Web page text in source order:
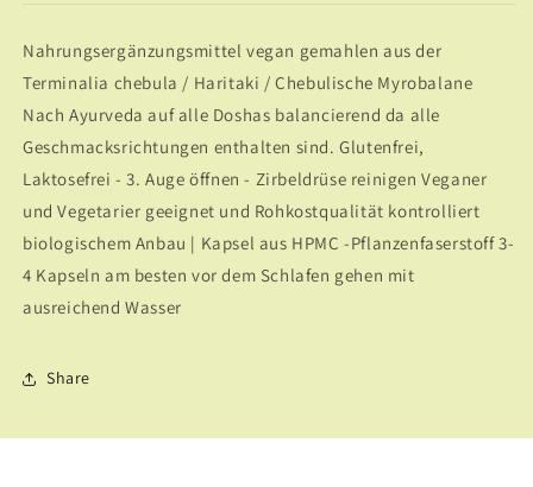
Nahrungsergänzungsmittel vegan gemahlen aus der
Terminalia chebula / Haritaki / Chebulische Myrobalane
Nach Ayurveda auf alle Doshas balancierend da alle
Geschmacks­richtungen enthalten sind. Glutenfrei,
Laktosefrei - 3. Auge öffnen - Zirbeldrüse reinigen Veganer
und Vegetarier geeignet und Rohkostqualität kontrolliert
biologischem Anbau | Kapsel aus HPMC -Pflanzenfaserstoff 3-
4 Kapseln am besten vor dem Schlafen gehen mit
ausreichend Wasser
Share